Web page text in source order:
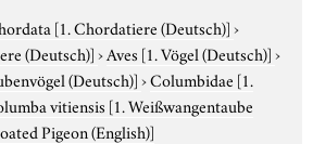
[1. Chordatiere (Deutsch)]›
(Deutsch)]›Aves [1. Vögel (Deutsch)]›
(Deutsch)]›Columbidae [1.
vitiensis [1. Weißwangentaube
Pigeon (English)]